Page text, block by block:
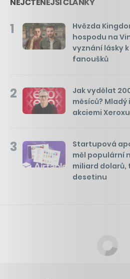
1
Hvězda
hospodu na
vyznání lásky
fanoušků
2
Jak vydělat
měsíců?
akciemi
3
Startupová
měl populární
miliard dolarů,
desetinu